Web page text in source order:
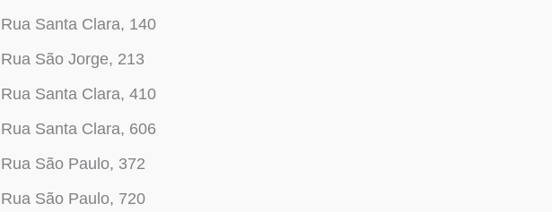
Rua Santa Clara, 140
Rua São Jorge, 213
Rua Santa Clara, 410
Rua Santa Clara, 606
Rua São Paulo, 372
Rua São Paulo, 720